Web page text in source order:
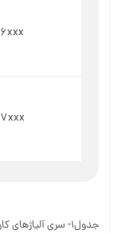
6xxx
7xxx
جدول1- سری آلیاژهای کارپذیر آلومینیوم